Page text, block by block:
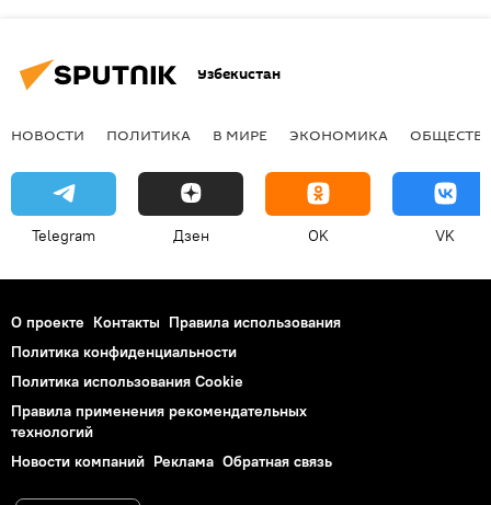
Узбекистан
НОВОСТИ ПОЛИТИКА В МИРЕ ЭКОНОМИКА
Telegram Дзен OK VK
О проекте Контакты Правила использования
Политика конфиденциальности
Политика использования Cookie
Правила применения рекомендательных
технологий
Новости компаний Реклама Обратная связь